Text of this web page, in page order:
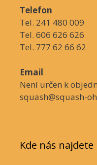
Telefon
Tel. 241 480 009
Tel. 606 626 626
Tel. 777 62 66 62
Email
Není určen k
squash@squash-
Kde nás najdete